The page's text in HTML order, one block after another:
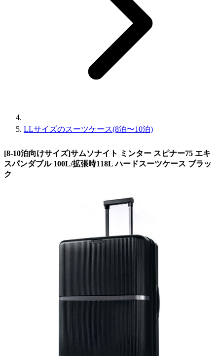
LLサイズのスーツケース(8泊〜10泊)
[8-10泊向けサイズ]サムソナイト ミンター スピナー75 エキ
スパンダブル 100L/拡張時118L ハードスーツケース ブラッ
ク